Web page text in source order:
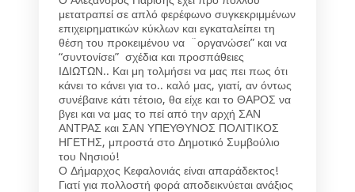
μετατραπεί σε απλό φερέφωνο συγκεκριμμένων
επιχειρηματικών κύκλων και εγκαταλείπει τη
θέση του προκειμένου να ¨οργανώσει” και να
“συντονίσει” σχέδια και προσπάθειες
ΙΔΙΩΤΩΝ.. Και μη τολμήσει να μας πει πως ότι
κάνει το κάνει για το.. καλό μας, γιατί, αν όντως
συνέβαινε κάτι τέτοιο, θα είχε και το ΘΑΡΟΣ να
βγει και να μας το πεί από την αρχή ΣΑΝ
ΑΝΤΡΑΣ και ΣΑΝ ΥΠΕΥΘΥΝΟΣ ΠΟΛΙΤΙΚΟΣ
ΗΓΕΤΗΣ, μπροστά στο Δημοτικό Συμβούλιο
του Νησιού!
Ο Δήμαρχος Κεφαλονιάς είναι απαράδεκτος!
Γιατί για πολλοστή φορά αποδεικνύεται ανάξιος